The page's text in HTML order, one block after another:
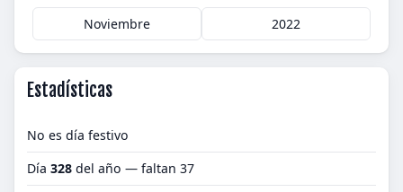
Noviembre 2022
Estadísticas
No es día festivo
Día 328 del año — faltan 37